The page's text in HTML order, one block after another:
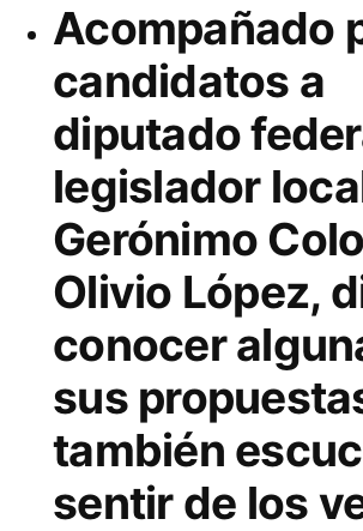
Acompañado
candidatos a
diputado
legislador
Gerónimo
Olivio López,
conocer
sus
también
sentir de los